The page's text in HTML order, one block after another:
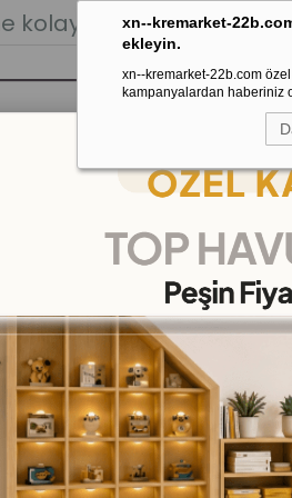
xn--kremarket-
ekleyin.
xn--kremarket-22b.com özel
kampanyalardan haberiniz
Stoktan
Odası Kaydırak